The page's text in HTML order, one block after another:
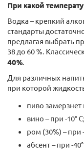
При какой
Водка – крепкий
стандарты
предлагая выбрать
38 до 60 %.
40%.
Для различных
при которой
пиво замерзнет
вино – при -10° C;
ром (30%) – при -
абсент – при -40°